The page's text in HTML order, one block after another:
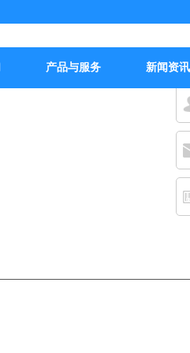
产品与服务 新闻资讯